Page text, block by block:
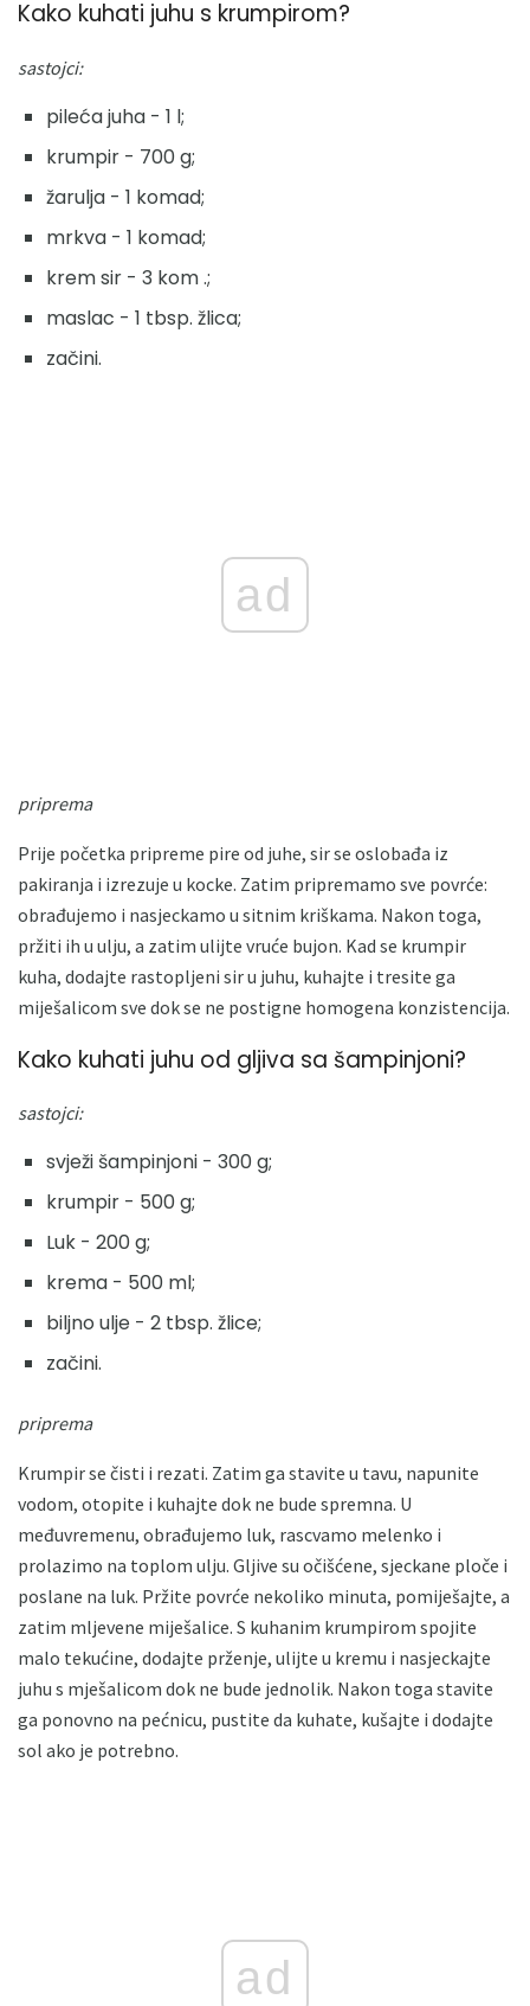
Kako kuhati juhu s krumpirom?
sastojci:
pileća juha - 1 l;
krumpir - 700 g;
žarulja - 1 komad;
mrkva - 1 komad;
krem sir - 3 kom .;
maslac - 1 tbsp. žlica;
začini.
ad
priprema
Prije početka pripreme pire od juhe, sir se oslobađa iz
pakiranja i izrezuje u kocke. Zatim pripremamo sve povrće:
obrađujemo i nasjeckamo u sitnim kriškama. Nakon toga,
pržiti ih u ulju, a zatim ulijte vruće bujon. Kad se krumpir
kuha, dodajte rastopljeni sir u juhu, kuhajte i tresite ga
miješalicom sve dok se ne postigne homogena konzistencija.
Kako kuhati juhu od gljiva sa šampinjoni?
sastojci:
svježi šampinjoni - 300 g;
krumpir - 500 g;
Luk - 200 g;
krema - 500 ml;
biljno ulje - 2 tbsp. žlice;
začini.
priprema
Krumpir se čisti i rezati. Zatim ga stavite u tavu, napunite
vodom, otopite i kuhajte dok ne bude spremna. U
međuvremenu, obrađujemo luk, rascvamo melenko i
prolazimo na toplom ulju. Gljive su očišćene, sjeckane ploče i
poslane na luk. Pržite povrće nekoliko minuta, pomiješajte, a
zatim mljevene miješalice. S kuhanim krumpirom spojite
malo tekućine, dodajte prženje, ulijte u kremu i nasjeckajte
juhu s mješalicom dok ne bude jednolik. Nakon toga stavite
ga ponovno na pećnicu, pustite da kuhate, kušajte i dodajte
sol ako je potrebno.
ad